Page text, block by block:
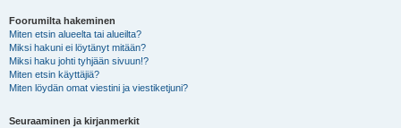
Foorumilta hakeminen
Miten etsin alueelta tai alueilta?
Miksi hakuni ei löytänyt mitään?
Miksi haku johti tyhjään sivuun!?
Miten etsin käyttäjiä?
Miten löydän omat viestini ja viestiketjuni?
Seuraaminen ja kirjanmerkit